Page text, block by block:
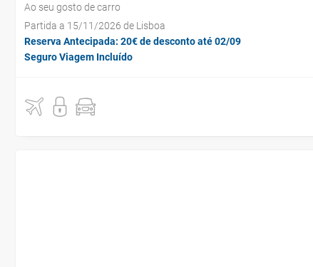
Ao seu gosto de carro
Partida a 15/11/2026 de Lisboa
Reserva Antecipada: 20€ de desconto até 02/09
Seguro Viagem Incluído